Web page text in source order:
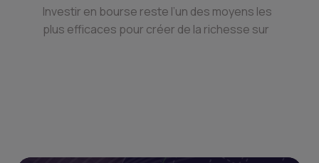
Investir en bourse reste l’un des moyens les
plus efficaces pour créer de la richesse sur